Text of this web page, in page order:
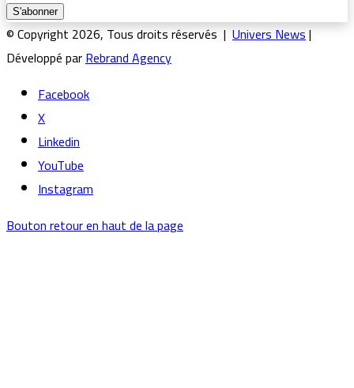
© Copyright 2026, Tous droits réservés |Univers News|
Développé parRebrand Agency
Facebook
X
Linkedin
YouTube
Instagram
Bouton retour en haut de la page